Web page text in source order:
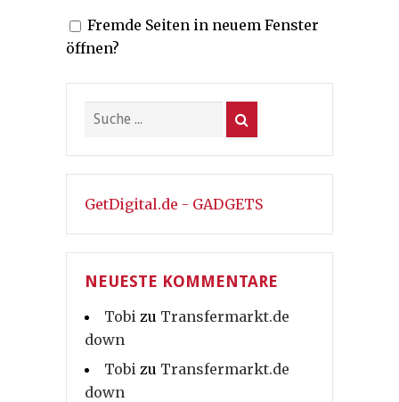
Fremde Seiten in neuem Fenster
öffnen?
GetDigital.de - GADGETS
NEUESTE KOMMENTARE
Tobi zu Transfermarkt.de
down
Tobi zu Transfermarkt.de
down